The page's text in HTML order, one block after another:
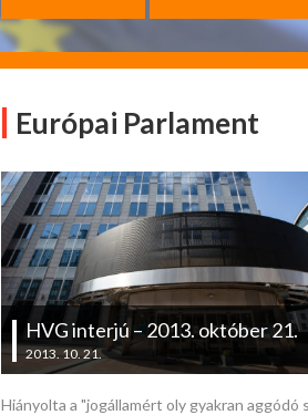
Európai Parlament
HVG interjú – 2013. október 21.
2013. 10. 21.
Hiányolta a "jogállamért oly gyakran aggódó